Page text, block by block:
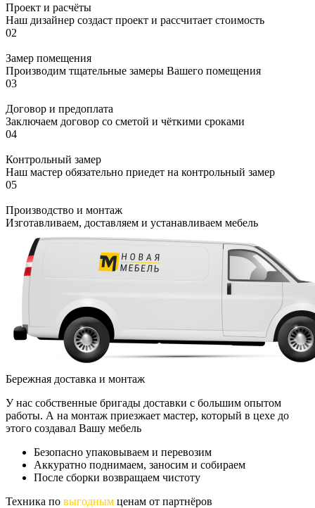
Проект и расчёты
Наш дизайнер создаст проект и рассчитает стоимость
02
Замер помещения
Производим тщательные замеры Вашего помещения
03
Договор и предоплата
Заключаем договор со сметой и чёткими сроками
04
Контрольный замер
Наш мастер обязательно приедет на контрольный замер
05
Производство и монтаж
Изготавливаем, доставляем и устанавливаем мебель
Бережная доставка и монтаж
У нас собственные бригады доставки с большим опытом
работы. А на монтаж приезжает мастер, который в цехе до
этого создавал Вашу мебель
Безопасно упаковываем и перевозим
Аккуратно поднимаем, заносим и собираем
После сборки возвращаем чистоту
Техника по выгодным ценам от партнёров